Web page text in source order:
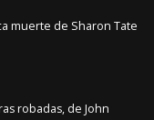
muerte de Sharon Tate
robadas, de John